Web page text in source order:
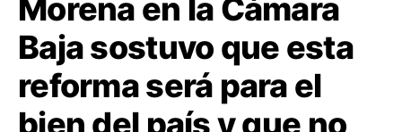
Morena en la Cámara
Baja sostuvo que esta
reforma será para el
bien del país y que no